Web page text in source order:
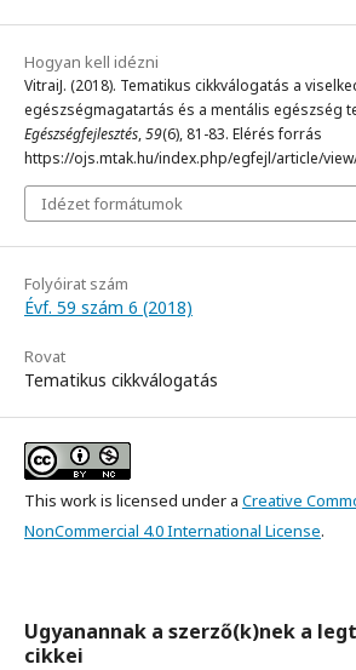
Hogyan kell idézni
VitraiJ. (2018). Tematikus cikkválogatás a
egészségmagatartás és a mentális egészség
Egészségfejlesztés,59(6), 81-83. Elérés forrás
https://ojs.mtak.hu/index.php/egfejl/article/
Idézet formátumok
Folyóirat szám
Évf. 59 szám 6 (2018)
Rovat
Tematikus cikkválogatás
This work is licensed under a Creative
NonCommercial 4.0 International License.
Ugyanannak a szerző(k)nek a
cikkei